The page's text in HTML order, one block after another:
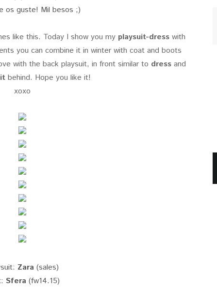
os guste! Mil besos ;)
like this. Today I show you my playsuit-dress with
you can combine it in winter with coat and boots
with the back playsuit, in front similar to dress and
behind. Hope you like it!
xoxo
Zara (sales)
Sfera (fw14.15)